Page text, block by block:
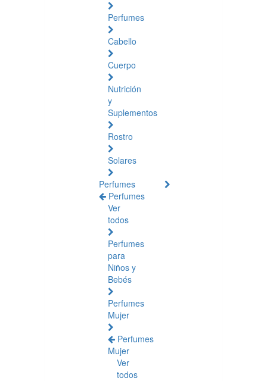
Perfumes
Cabello
Cuerpo
Nutrición
y
Suplementos
Rostro
Solares
Perfumes
Perfumes
Ver
todos
Perfumes
para
Niños y
Bebés
Perfumes
Mujer
Perfumes
Mujer
Ver
todos